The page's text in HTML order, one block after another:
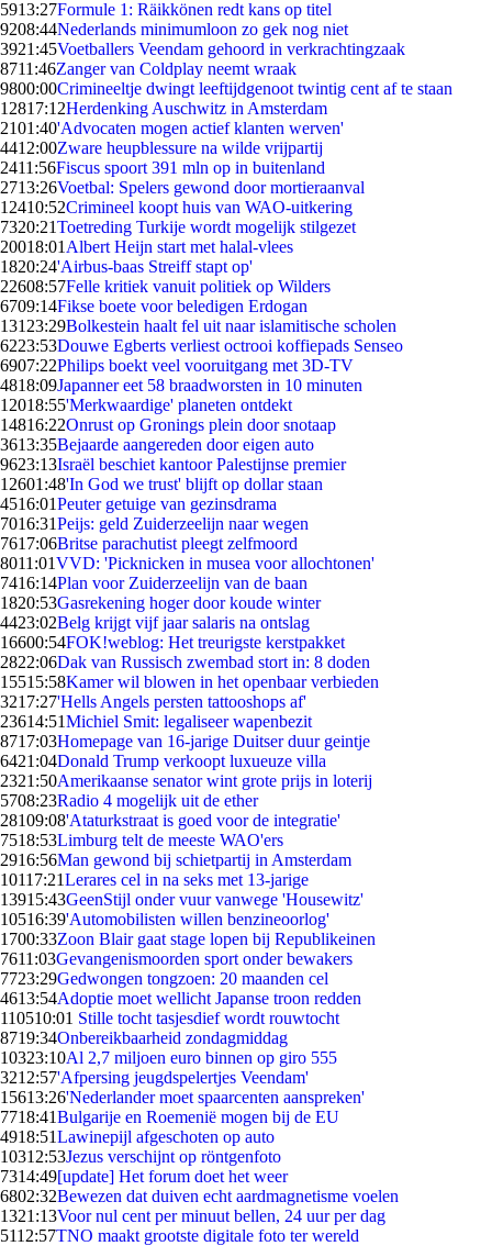
5913:27Formule 1: Räikkönen redt kans op titel
9208:44Nederlands minimumloon zo gek nog niet
3921:45Voetballers Veendam gehoord in verkrachtingzaak
8711:46Zanger van Coldplay neemt wraak
9800:00Crimineeltje dwingt leeftijdgenoot twintig cent af te staan
12817:12Herdenking Auschwitz in Amsterdam
2101:40'Advocaten mogen actief klanten werven'
4412:00Zware heupblessure na wilde vrijpartij
2411:56Fiscus spoort 391 mln op in buitenland
2713:26Voetbal: Spelers gewond door mortieraanval
12410:52Crimineel koopt huis van WAO-uitkering
7320:21Toetreding Turkije wordt mogelijk stilgezet
20018:01 Albert Heijn start met halal-vlees
1820:24'Airbus-baas Streiff stapt op'
22608:57Felle kritiek vanuit politiek op Wilders
6709:14Fikse boete voor beledigen Erdogan
131 23:29Bolkestein haalt fel uit naar islamitische scholen
6223:53Douwe Egberts verliest octrooi koffiepads Senseo
6907:22Philips boekt veel vooruitgang met 3D-TV
4818:09Japanner eet 58 braadworsten in 10 minuten
12018:55'Merkwaardige' planeten ontdekt
14816:22Onrust op Gronings plein door snotaap
3613:35Bejaarde aangereden door eigen auto
9623:13Israël beschiet kantoor Palestijnse premier
12601:48'In God we trust' blijft op dollar staan
4516:01Peuter getuige van gezinsdrama
7016:31Peijs: geld Zuiderzeelijn naar wegen
7617:06Britse parachutist pleegt zelfmoord
8011:01VVD: 'Picknicken in musea voor allochtonen'
7416:14Plan voor Zuiderzeelijn van de baan
1820:53Gasrekening hoger door koude winter
4423:02Belg krijgt vijf jaar salaris na ontslag
16600:54FOK!weblog: Het treurigste kerstpakket
2822:06Dak van Russisch zwembad stort in: 8 doden
15515:58Kamer wil blowen in het openbaar verbieden
3217:27'Hells Angels persten tattooshops af'
23614:51Michiel Smit: legaliseer wapenbezit
8717:03Homepage van 16-jarige Duitser duur geintje
6421:04Donald Trump verkoopt luxueuze villa
2321:50Amerikaanse senator wint grote prijs in loterij
5708:23Radio 4 mogelijk uit de ether
28109:08'Ataturkstraat is goed voor de integratie'
7518:53Limburg telt de meeste WAO'ers
2916:56Man gewond bij schietpartij in Amsterdam
10117:21Lerares cel in na seks met 13-jarige
13915:43GeenStijl onder vuur vanwege 'Housewitz'
10516:39'Automobilisten willen benzineoorlog'
1700:33Zoon Blair gaat stage lopen bij Republikeinen
7611:03Gevangenismoorden sport onder bewakers
7723:29Gedwongen tongzoen: 20 maanden cel
4613:54Adoptie moet wellicht Japanse troon redden
110510:01 Stille tocht tasjesdief wordt rouwtocht
8719:34Onbereikbaarheid zondagmiddag
10323:10Al 2,7 miljoen euro binnen op giro 555
3212:57'Afpersing jeugdspelertjes Veendam'
15613:26'Nederlander moet spaarcenten aanspreken'
7718:41Bulgarije en Roemenië mogen bij de EU
4918:51Lawinepijl afgeschoten op auto
10312:53Jezus verschijnt op röntgenfoto
7314:49[update] Het forum doet het weer
6802:32Bewezen dat duiven echt aardmagnetisme voelen
1321:13Voor nul cent per minuut bellen, 24 uur per dag
5112:57TNO maakt grootste digitale foto ter wereld